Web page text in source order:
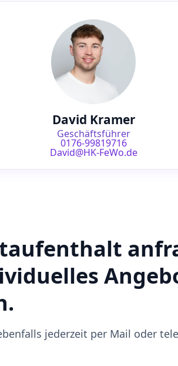
David Kramer
Geschäftsführer
0176-99819716
David@HK-FeWo.de
jederzeit per Mail oder